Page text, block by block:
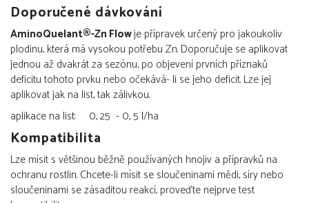
Doporučené dávkování
AminoQuelant®-Zn Flowje přípravek určený pro jakoukoliv
plodinu, která má vysokou potřebu Zn. Doporučuje se aplikovat
jednou až dvakrát za sezónu, po objevení prvních příznaků
deficitu tohoto prvku nebo očekává- li se jeho deficit. Lze jej
aplikovat jak na list, tak zálivkou.
aplikace na list: 0, 25 - 0, 5 l/ha
Kompatibilita
Lze mísit s většinou běžně používaných hnojiv a přípravků na
ochranu rostlin. Chcete-li mísit se sloučeninami mědi, síry nebo
sloučeninami se zásaditou reakcí, proveďte nejprve test